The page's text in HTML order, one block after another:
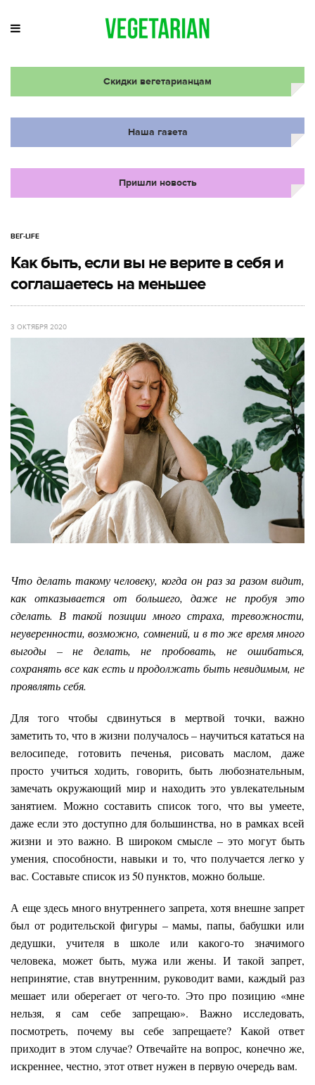
Скидки вегетарианцам
Наша газета
Пришли новость
ВЕГ-LIFE
Как быть, если вы не верите в себя и
соглашаетесь на меньшее
3 ОКТЯБРЯ 2020
Что делать такому человеку, когда он раз за разом видит,
как отказывается от большего, даже не пробуя это
сделать. В такой позиции много страха, тревожности,
неуверенности, возможно, сомнений, и в то же время много
выгоды – не делать, не пробовать, не ошибаться,
сохранять все как есть и продолжать быть невидимым, не
проявлять себя.
Для того чтобы сдвинуться в мертвой точки, важно
заметить то, что в жизни получалось – научиться кататься на
велосипеде, готовить печенья, рисовать маслом, даже
просто учиться ходить, говорить, быть любознательным,
замечать окружающий мир и находить это увлекательным
занятием. Можно составить список того, что вы умеете,
даже если это доступно для большинства, но в рамках всей
жизни и это важно. В широком смысле – это могут быть
умения, способности, навыки и то, что получается легко у
вас. Составьте список из 50 пунктов, можно больше.
А еще здесь много внутреннего запрета, хотя внешне запрет
был от родительской фигуры – мамы, папы, бабушки или
дедушки, учителя в школе или какого-то значимого
человека, может быть, мужа или жены. И такой запрет,
непринятие, став внутренним, руководит вами, каждый раз
мешает или оберегает от чего-то. Это про позицию «мне
нельзя, я сам себе запрещаю». Важно исследовать,
посмотреть, почему вы себе запрещаете? Какой ответ
приходит в этом случае? Отвечайте на вопрос, конечно же,
искреннее, честно, этот ответ нужен в первую очередь вам.